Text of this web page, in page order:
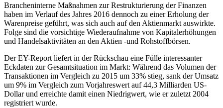
Brancheninterne Maßnahmen zur Restrukturierung der Finanzen
haben im Verlauf des Jahres 2016 dennoch zu einer Erholung der
Warenpreise geführt, was sich auch auf den Aktienmarkt auswirkte.
Folge sind die vorsichtige Wiederaufnahme von Kapitalerhöhungen
und Handelsaktivitäten an den Aktien -und Rohstoffbörsen.
Der EY-Report liefert in der Rückschau eine Fülle interessanter
Eckdaten zur Gesamtsituation im Markt: Während das Volumen der
Transaktionen im Vergleich zu 2015 um 33% stieg, sank der Umsatz
um 9% im Vergleich zum Vorjahreswert auf 44,3 Milliarden US-
Dollar und erreichte damit einen Niedrigwert, wie er zuletzt 2004
registriert wurde.